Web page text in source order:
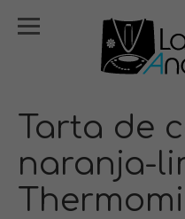
Tarta de
naranja-